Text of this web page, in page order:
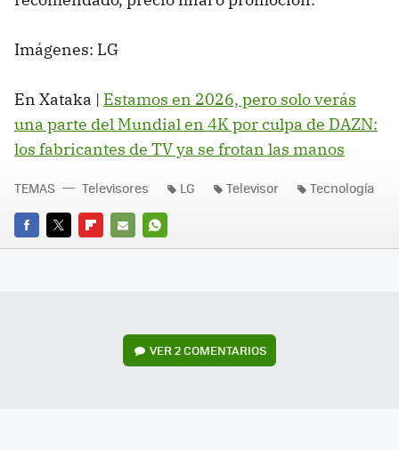
Imágenes: LG
En Xataka | Estamos en 2026, pero solo verás
una parte del Mundial en 4K por culpa de DAZN:
los fabricantes de TV ya se frotan las manos
FACEBOOK
TWITTERFLIPBOARD
E-
WHATSAPP
TEMAS Televisores LG Televisor Tecnología
VER2 COMENTARIOS